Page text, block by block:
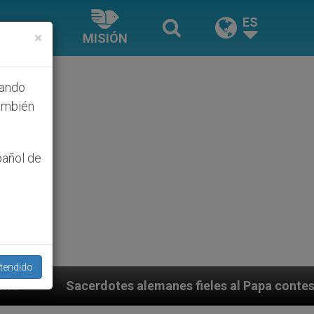
MISIÓN
ES
fieles al Papa contestan a su propio
×
de